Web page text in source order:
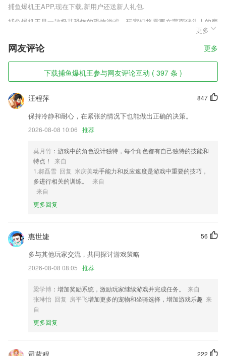
捕鱼爆机王APP,现在下载,新用户还送新人礼包.
捕鱼爆机王是一款极其恐怖的恐怖游戏，玩家们将需要在蒙面猪头人的魔
抓之下逃生，而手拿狼牙棒的猪头人可不是吃素的。可怕的破坏力使得玩
家们不能正面刚。超多的道具等你去收集，帮助通过关卡，喜欢这款游戏
的朋友赶紧下载吧。
捕鱼爆机王软件特色
1,展现技术和无线通信技术，为用户提供便捷的用车服务。
2,多格式转换
3,用户可通过客户端，第一时间了解龙江政治、经济、民生、服务等方面
的动态，同时提供各种便民服务，
5,1优化数据更新问题。
6,各类基本解法，秒杀技巧应有尽有，帮你快速提分，总结常见考试陷
阱，让你轻松应对考试。
捕鱼爆机王软件优势
2.★双语读音准确清晰、高清图片孩子使用不伤眼，不是那些粗糙软件能
比的。
3.贴心的学习管家：浏览先前背诵过的单词，真正做到查缺补漏
5.带来的都是以儿童喜好为主的儿童绘本书籍，让更多人能够简单学习绘
6.王牌教辅，一课一练
软件便捷的为您提供录音识别服务，轻按即可录音，录制完成之后一键点
更多
网友评论 更多
下载捕鱼爆机王参与网友评论互动 ( 397 条 )
847
汪程萍
保持冷静和耐心，在紧张的情况下也能做出正确的决策。
2026-08-08 10:06 推荐
莫月竹 ：游戏中的角色设计独特，每个角色都有自己独特的技能和
特点！
来自
1.郝磊雪 回复 米庆美动手能力和反应速度是游戏中重要的技巧，
多进行相关的训练。
来自
来自
更多回复
56
惠世婕
多与其他玩家交流，共同探讨游戏策略
2026-08-08 08:05 推荐
梁学博 ：增加奖励系统，激励玩家继续游戏并完成任务。
来自
张琳怡 回复 房平飞增加更多的宠物和坐骑选择，增加游戏乐趣 来
自
更多回复
222
司蓝程